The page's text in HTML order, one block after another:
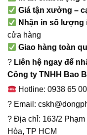
Giá tận xưởng –
Nhận in số lượng
cửa hàng
Giao hàng toàn
? Liên hệ ngay để
Công ty TNHH Bao
Hotline: 0938 65
? Email:
? Địa chỉ: 163/2
Hòa, TP HCM